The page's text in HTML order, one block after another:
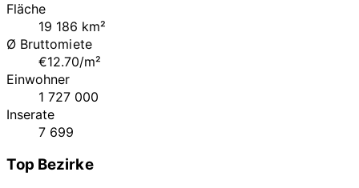
Fläche
19 186 km²
Ø Bruttomiete
€12.70/m²
Einwohner
1 727 000
Inserate
7 699
Top Bezirke